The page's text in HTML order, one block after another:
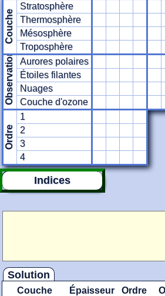
Couche
Stratosphère
Thermosphère
Mésosphère
Troposphère
Observation
Aurores polaires
Étoiles filantes
Nuages
Couche d'ozone
Ordre
1
2
3
4
Indices
Solution
Couche Épaisseur Ordre